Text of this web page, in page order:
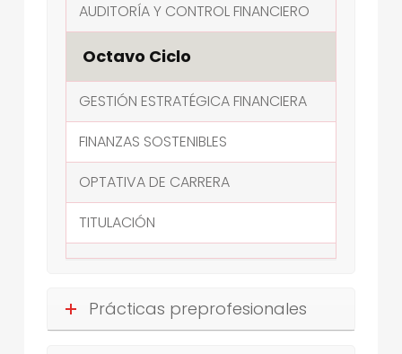
AUDITORÍA Y CONTROL FINANCIERO
Octavo Ciclo
GESTIÓN ESTRATÉGICA FINANCIERA
FINANZAS SOSTENIBLES
OPTATIVA DE CARRERA
TITULACIÓN
Prácticas preprofesionales